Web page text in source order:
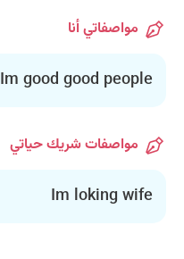
مواصفاتي أنا
Im good good people
مواصفات شريك حياتي
Im loking wife